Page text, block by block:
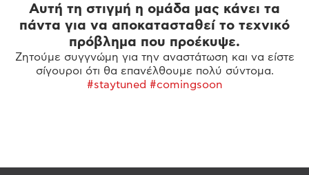
Αυτή τη στιγμή η ομάδα μας κάνει τα
πάντα για να αποκατασταθεί το τεχνικό
πρόβλημα που προέκυψε.
Ζητούμε συγγνώμη για την αναστάτωση και να είστε
σίγουροι ότι θα επανέλθουμε πολύ σύντομα.
#staytuned #comingsoon